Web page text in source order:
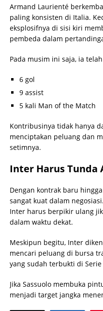
Armand Laurienté
paling konsisten di Italia.
eksplosifnya di sisi kiri
pembeda dalam
Pada musim ini saja, ia
6 gol
9 assist
5 kali Man of the Match
Kontribusinya tidak hanya
menciptakan peluang dan
setimnya.
Inter Harus Tunda
Dengan kontrak baru
sangat kuat dalam
Inter harus berpikir ulang
dalam waktu dekat.
Meskipun begitu, Inter
mencari peluang di bursa
yang sudah terbukti di Serie
Jika Sassuolo membuka
menjadi target jangka